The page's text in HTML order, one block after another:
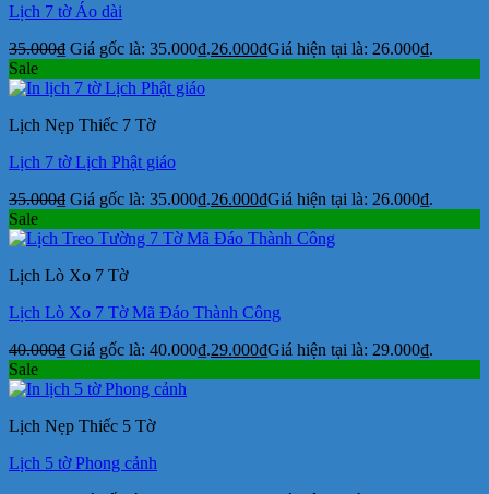
Lịch 7 tờ Áo dài
35.000₫ Giá gốc là: 35.000₫.26.000₫Giá hiện tại là: 26.000₫.
Sale
Lịch Nẹp Thiếc 7 Tờ
Lịch 7 tờ Lịch Phật giáo
35.000₫ Giá gốc là: 35.000₫.26.000₫Giá hiện tại là: 26.000₫.
Sale
Lịch Lò Xo 7 Tờ
Lịch Lò Xo 7 Tờ Mã Đáo Thành Công
40.000₫ Giá gốc là: 40.000₫.29.000₫Giá hiện tại là: 29.000₫.
Sale
Lịch Nẹp Thiếc 5 Tờ
Lịch 5 tờ Phong cảnh